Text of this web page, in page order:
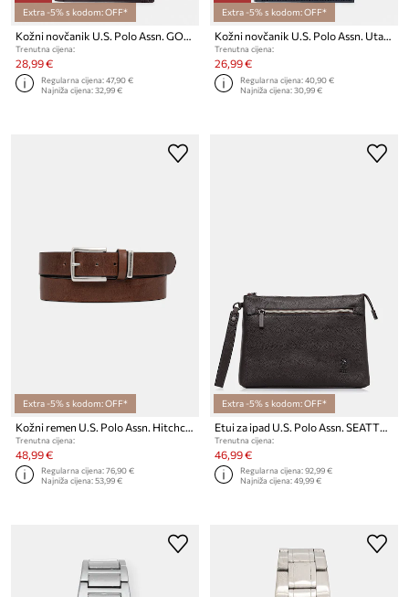
Extra -5% s kodom: OFF*
Kožni novčanik U.S. Polo Assn. GORDON
Trenutna cijena:
28,99 €
Regularna cijena:47,90 €
Najniža cijena:32,99 €
Extra -5% s kodom: OFF*
Kožni novčanik U.S. Polo Assn. Utah
Trenutna cijena:
26,99 €
Regularna cijena:40,90 €
Najniža cijena:30,99 €
Extra -5% s kodom: OFF*
Trenutna cijena:
48,99 €
Regularna cijena:76,90 €
Najniža cijena:53,99 €
Extra -5% s kodom: OFF*
Trenutna cijena:
46,99 €
Regularna cijena:92,99 €
Najniža cijena:49,99 €